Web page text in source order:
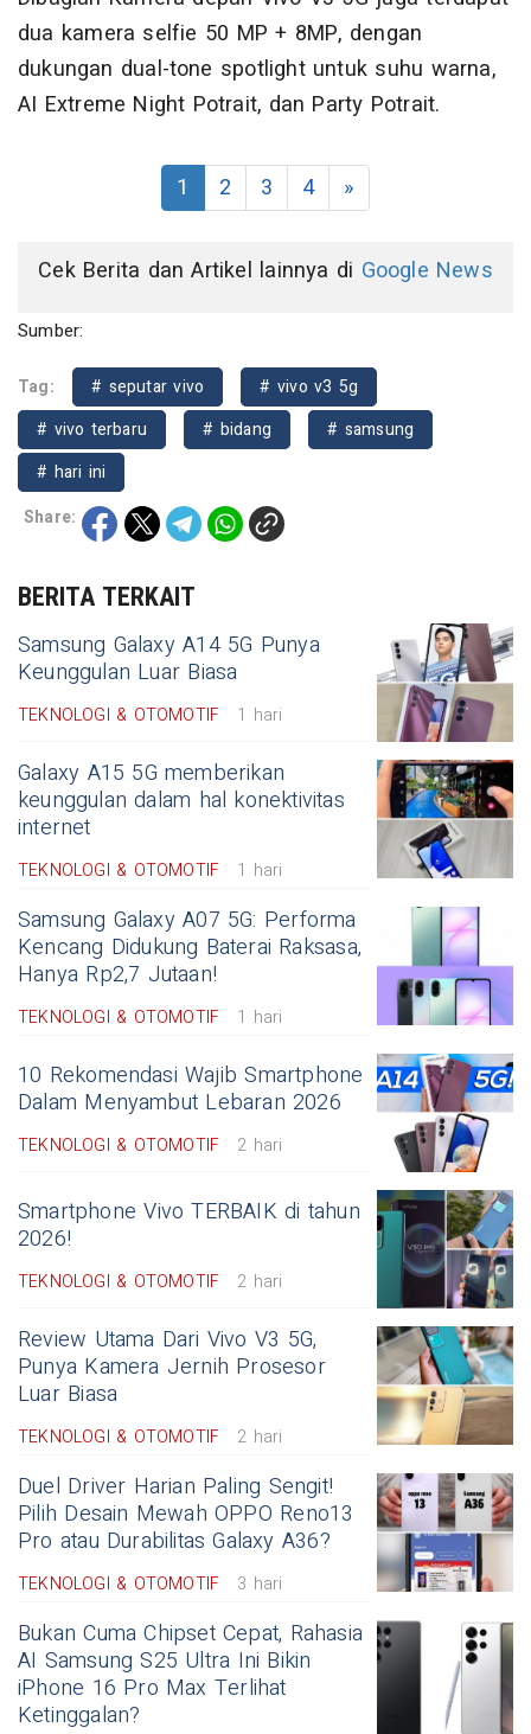
dua kamera selfie 50 MP + 8MP, dengan
dukungan dual-tone spotlight untuk suhu warna,
AI Extreme Night Potrait, dan Party Potrait.
1 2 3 4 »
Cek Berita dan Artikel lainnya di Google News
Sumber:
Tag: # seputar vivo
# vivo v3 5g
# vivo terbaru
# bidang
# samsung
# hari ini
Share:
BERITA TERKAIT
Samsung Galaxy A14 5G Punya
Keunggulan Luar Biasa
TEKNOLOGI & OTOMOTIF 1 hari
Galaxy A15 5G memberikan
keunggulan dalam hal konektivitas
internet
TEKNOLOGI & OTOMOTIF 1 hari
Samsung Galaxy A07 5G: Performa
Kencang Didukung Baterai Raksasa,
Hanya Rp2,7 Jutaan!
TEKNOLOGI & OTOMOTIF 1 hari
10 Rekomendasi Wajib Smartphone
Dalam Menyambut Lebaran 2026
TEKNOLOGI & OTOMOTIF 2 hari
Smartphone Vivo TERBAIK di tahun
2026!
TEKNOLOGI & OTOMOTIF 2 hari
Review Utama Dari Vivo V3 5G,
Punya Kamera Jernih Prosesor
Luar Biasa
TEKNOLOGI & OTOMOTIF 2 hari
Duel Driver Harian Paling Sengit!
Pilih Desain Mewah OPPO Reno13
Pro atau Durabilitas Galaxy A36?
TEKNOLOGI & OTOMOTIF 3 hari
Bukan Cuma Chipset Cepat, Rahasia
AI Samsung S25 Ultra Ini Bikin
iPhone 16 Pro Max Terlihat
Ketinggalan?